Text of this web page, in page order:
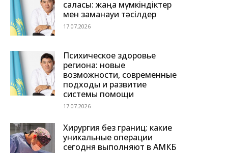
саласы: жаңа мүмкіндіктер
мен заманауи тәсілдер
17.07.2026
Психическое здоровье
региона: новые
возможности, современные
подходы и развитие
системы помощи
17.07.2026
Хирургия без границ: какие
уникальные операции
сегодня выполняют в АМКБ